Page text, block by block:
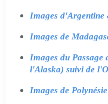
Images
Images de
Images du
l'Alaska) suivi de
Images de